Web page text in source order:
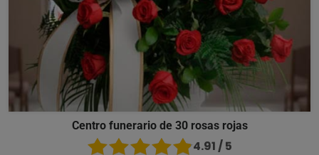
Centro funerario de 30 rosas rojas
4.91 / 5